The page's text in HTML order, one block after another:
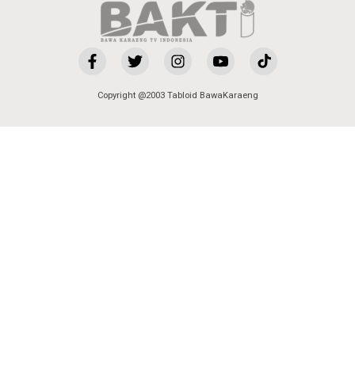
Copyright @2003 Tabloid BawaKaraeng